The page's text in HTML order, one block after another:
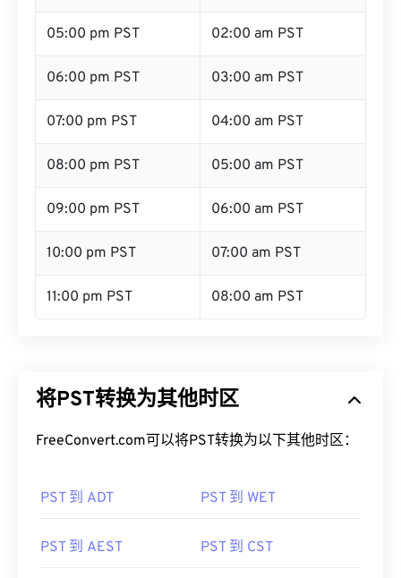
05:00 pm PST 02:00 am PST
06:00 pm PST 03:00 am PST
07:00 pm PST 04:00 am PST
08:00 pm PST 05:00 am PST
09:00 pm PST 06:00 am PST
10:00 pm PST 07:00 am PST
11:00 pm PST 08:00 am PST
将PST转换为其他时区
FreeConvert.com可以将PST转换为以下其他时区：
PST 到 ADT PST 到 WET
PST 到 AEST PST 到 CST